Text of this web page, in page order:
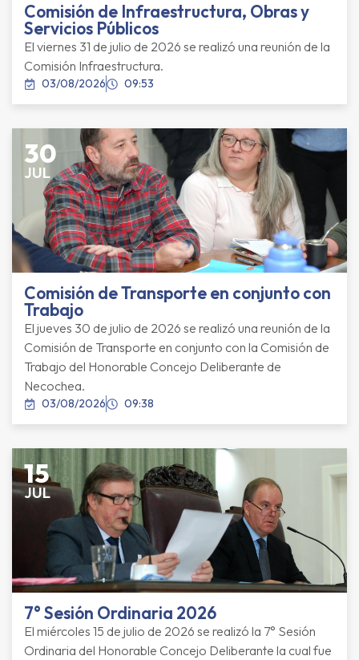
Comisión de Infraestructura, Obras y
Servicios Públicos
El viernes 31 de julio de 2026 se realizó una reunión de la
Comisión Infraestructura.
03/08/2026 09:53
30
JUL
Comisión de Transporte en conjunto con
Trabajo
El jueves 30 de julio de 2026 se realizó una reunión de la
Comisión de Transporte en conjunto con la Comisión de
Trabajo del Honorable Concejo Deliberante de
Necochea.
03/08/2026 09:38
15
JUL
7° Sesión Ordinaria 2026
El miércoles 15 de julio de 2026 se realizó la 7° Sesión
Ordinaria del Honorable Concejo Deliberante la cual fue